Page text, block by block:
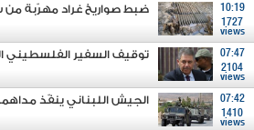
10:19
1727
views
ضبط صواريخ غراد مهرّبة
07:47
2104
views
توقيف السفير الفلسطيني
07:42
1410
views
الجيش اللبناني ينفّذ